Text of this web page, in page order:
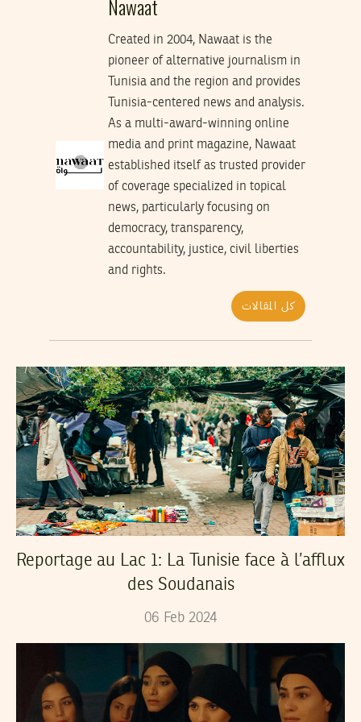
Nawaat
Created in 2004, Nawaat is the
pioneer of alternative journalism in
Tunisia and the region and provides
Tunisia-centered news and analysis.
As a multi-award-winning online
media and print magazine, Nawaat
established itself as trusted provider
of coverage specialized in topical
news, particularly focusing on
democracy, transparency,
accountability, justice, civil liberties
and rights.
كل المقالات
Reportage au Lac 1: La Tunisie face à l’afflux
des Soudanais
06 Feb 2024